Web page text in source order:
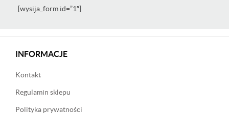
[wysija_form id=”1″]
INFORMACJE
Kontakt
Regulamin sklepu
Polityka prywatności